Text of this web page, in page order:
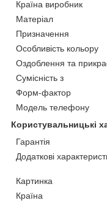
Країна виробник
Матеріал
Призначення
Особливість кольору
Оздоблення та
Сумісність з
Форм-фактор
Модель телефону
Користувальницькі
Гарантія
Додаткові
Картинка
Країна